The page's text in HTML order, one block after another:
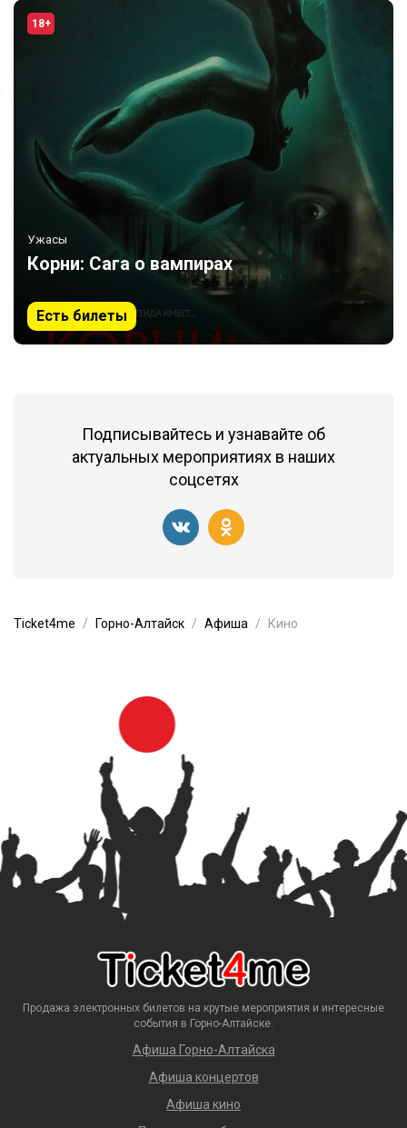
18+
Ужасы
Корни: Сага о вампирах
Есть билеты
Подписывайтесь и узнавайте об
актуальных мероприятиях в наших
соцсетях
Ticket4me Горно-Алтайск Афиша Кино
Продажа электронных билетов на крутые мероприятия и интересные
события в Горно-Алтайске.
Афиша Горно-Алтайска
Афиша концертов
Афиша кино